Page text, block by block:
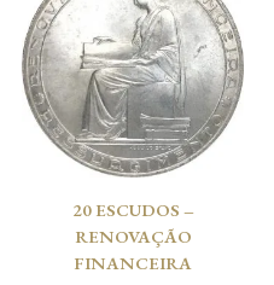
20 ESCUDOS –
RENOVAÇÃO
FINANCEIRA